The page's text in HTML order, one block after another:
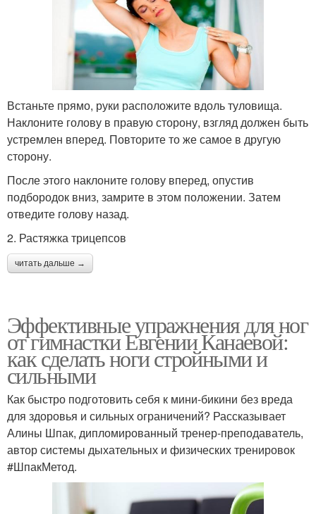
Встаньте прямо, руки расположите вдоль туловища.
Наклоните голову в правую сторону, взгляд должен быть
устремлен вперед. Повторите то же самое в другую
сторону.
После этого наклоните голову вперед, опустив
подбородок вниз, замрите в этом положении. Затем
отведите голову назад.
2. Растяжка трицепсов
читать дальше →
Эффективные упражнения для ног
от гимнастки Евгении Канаевой:
как сделать ноги стройными и
сильными
Как быстро подготовить себя к мини-бикини без вреда
для здоровья и сильных ограничений? Рассказывает
Алины Шпак, дипломированный тренер-преподаватель,
автор системы дыхательных и физических тренировок
#ШпакМетод.